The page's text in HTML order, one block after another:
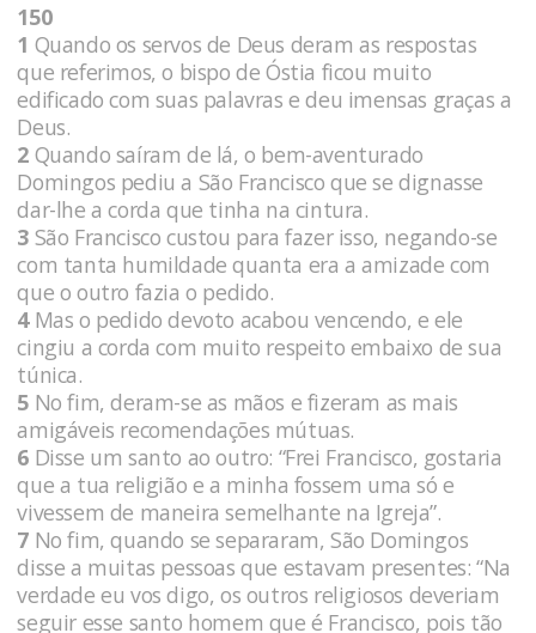
150
1 Quando os servos de Deus deram as respostas
que referimos, o bispo de Óstia ficou muito
edificado com suas palavras e deu imensas graças a
Deus.
2 Quando saíram de lá, o bem-aventurado
Domingos pediu a São Francisco que se dignasse
dar-lhe a corda que tinha na cintura.
3 São Francisco custou para fazer isso, negando-se
com tanta humildade quanta era a amizade com
que o outro fazia o pedido.
4Mas o pedido devoto acabou vencendo, e ele
cingiu a corda com muito respeito embaixo de sua
túnica.
5 No fim, deram-se as mãos e fizeram as mais
amigáveis recomendações mútuas.
6 Disse um santo ao outro: “Frei Francisco, gostaria
que a tua religião e a minha fossem uma só e
vivessem de maneira semelhante na Igreja”.
7 No fim, quando se separaram, São Domingos
disse a muitas pessoas que estavam presentes: “Na
verdade eu vos digo, os outros religiosos deveriam
seguir esse santo homem que é Francisco, pois tão